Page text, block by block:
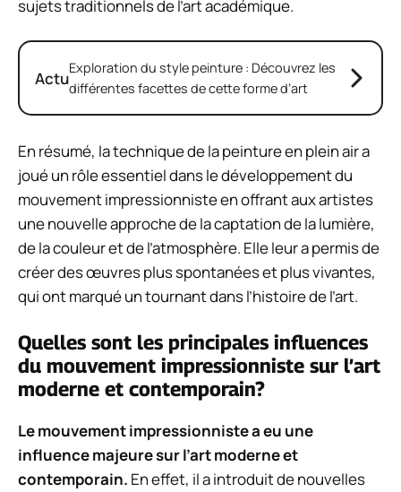
sujets traditionnels de l’art académique.
ActuExploration du style peinture : Découvrez les
différentes facettes de cette forme d’art
En résumé, la technique de la peinture en plein air a
joué un rôle essentiel dans le développement du
mouvement impressionniste en offrant aux artistes
une nouvelle approche de la captation de la lumière,
de la couleur et de l’atmosphère. Elle leur a permis de
créer des œuvres plus spontanées et plus vivantes,
qui ont marqué un tournant dans l’histoire de l’art.
Quelles sont les principales influences
du mouvement impressionniste sur l’art
moderne et contemporain?
Le mouvement impressionniste a eu une
influence majeure sur l’art moderne et
contemporain. En effet, il a introduit de nouvelles